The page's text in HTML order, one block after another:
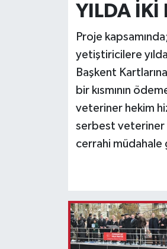
YILDA İKİ
Proje
yetiştiricilere
Başkent
bir kısmının
veteriner hekim
serbest veteriner
cerrahi